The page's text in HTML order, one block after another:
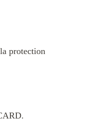
protection